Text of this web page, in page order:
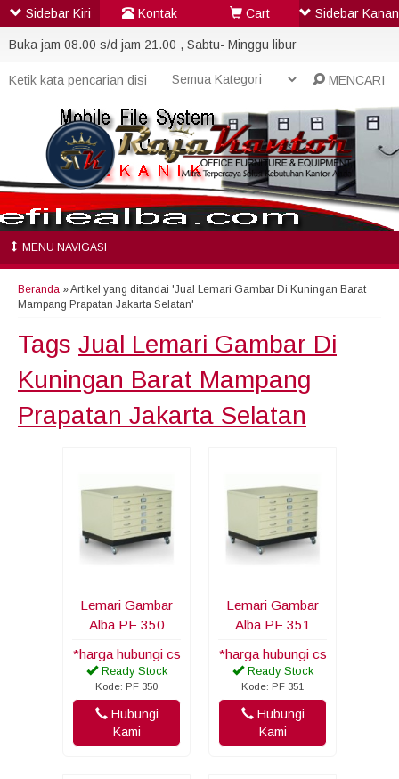
Buka jam 08.00 s/d jam 21.00 , Sabtu- Minggu libur
MENCARI
MENU NAVIGASI
Beranda »Artikel yang ditandai 'Jual Lemari Gambar Di Kuningan Barat
Mampang Prapatan Jakarta Selatan'
Tags Jual Lemari Gambar Di
Kuningan Barat Mampang
Prapatan Jakarta Selatan
Lemari Gambar
Alba PF 350
*harga hubungi cs
Ready Stock
Kode: PF 350
Hubungi
Kami
Lemari Gambar
Alba PF 351
*harga hubungi cs
Ready Stock
Kode: PF 351
Hubungi
Kami
Sidebar Kiri Kontak Cart Sidebar Kanan